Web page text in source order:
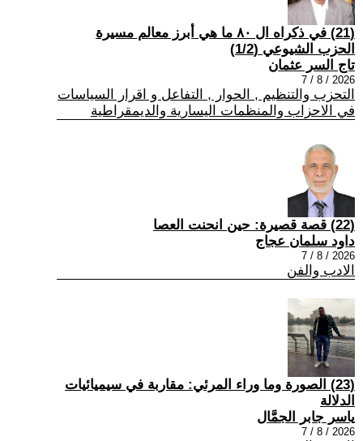
(21) في ذكراه ال ٨٠ ما هي أبرز معالم مسيرة
الحزب الشيوعي (1/2)
تاج السر عثمان
2026 / 8 / 7
التحزب والتنظيم , الحوار , التفاعل و اقرار السياسات
في الاحزاب والمنظمات اليسارية والديمقراطية
(22) قصة قصيرة: حين انحنت العصا
داود سلمان عجاج
2026 / 8 / 7
الادب والفن
(23) الصورة وما وراء المرئي: مقاربة في سيميائيات
الدلالة
ياسر جابر الجمَّال
2026 / 8 / 7